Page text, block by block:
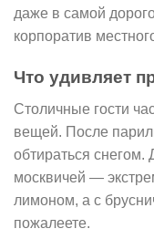
даже в самой
корпоратив
Что удивляет
Столичные гости
вещей. После
обтираться
москвичей —
лимоном, а с
пожалеете.